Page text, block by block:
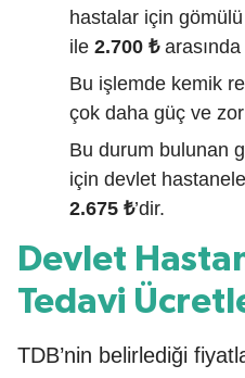
hastalar için
ile 2.700 ₺
Bu işlemde kemik
çok daha güç ve
Bu durum bulunan
için devlet
2.675 ₺’dir.
Devlet
Tedavi
TDB’nin belirlediği